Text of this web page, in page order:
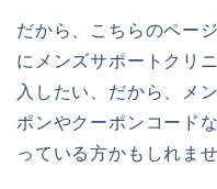
だから、こちらのペー
にメンズサポートクリ
入したい、だから、メ
ポンやクーポンコード
っている方かもしれませ